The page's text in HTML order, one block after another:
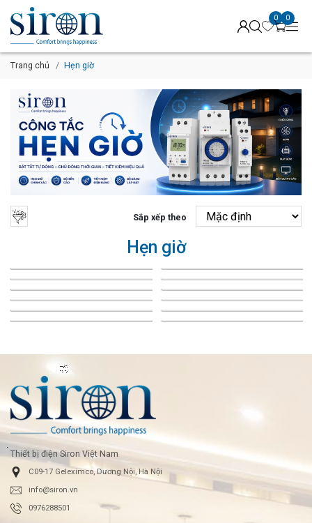
0 0
Trang chủ Hẹn giờ
Sắp xếp theo
Hẹn giờ
Thiết bị điện Siron Việt Nam
C09-17 Geleximco, Dương Nội, Hà Nội
info@siron.vn
0976288501